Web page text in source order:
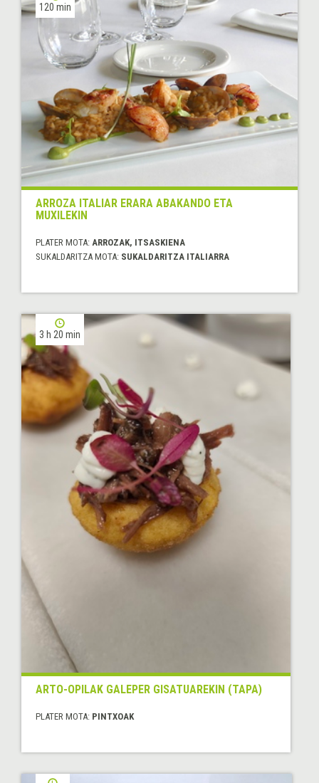
120 min
ARROZA ITALIAR ERARA ABAKANDO ETA
MUXILEKIN
PLATER MOTA: ARROZAK, ITSASKIENA
SUKALDARITZA MOTA: SUKALDARITZA ITALIARRA
3 h 20 min
ARTO-OPILAK GALEPER GISATUAREKIN (TAPA)
PLATER MOTA: PINTXOAK